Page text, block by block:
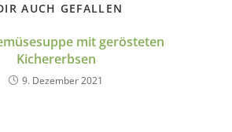
AUCH GEFALLEN
mit gerösteten
Kichererbsen
9. Dezember 2021